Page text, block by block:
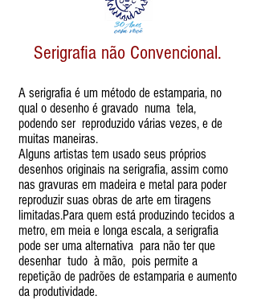
Serigrafia não Convencional.
A serigrafia é um método de estamparia, no
qual o desenho é gravado numa tela,
podendo ser reproduzido várias vezes, e de
muitas maneiras.
Alguns artistas tem usado seus próprios
desenhos originais na serigrafia, assim como
nas gravuras em madeira e metal para poder
reproduzir suas obras de arte em tiragens
limitadas.Para quem está produzindo tecidos a
metro, em meia e longa escala, a serigrafia
pode ser uma alternativa para não ter que
desenhar tudo à mão, pois permite a
repetição de padrões de estamparia e aumento
da produtividade.